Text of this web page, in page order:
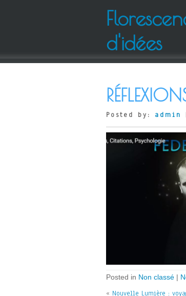
d'idées
Posted by: admin
Posted in Non classé |
« Nouvelle Lumière :